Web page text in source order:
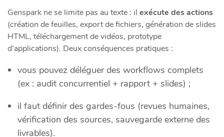
Genspark ne se limite pas au texte : il exécute des actions
(création de feuilles, export de fichiers, génération de slides
HTML, téléchargement de vidéos, prototype
d’applications). Deux conséquences pratiques :
vous pouvez déléguer des workflows complets
(ex : audit concurrentiel + rapport + slides) ;
il faut définir des gardes‑fous (revues humaines,
vérification des sources, sauvegarde externe des
livrables).